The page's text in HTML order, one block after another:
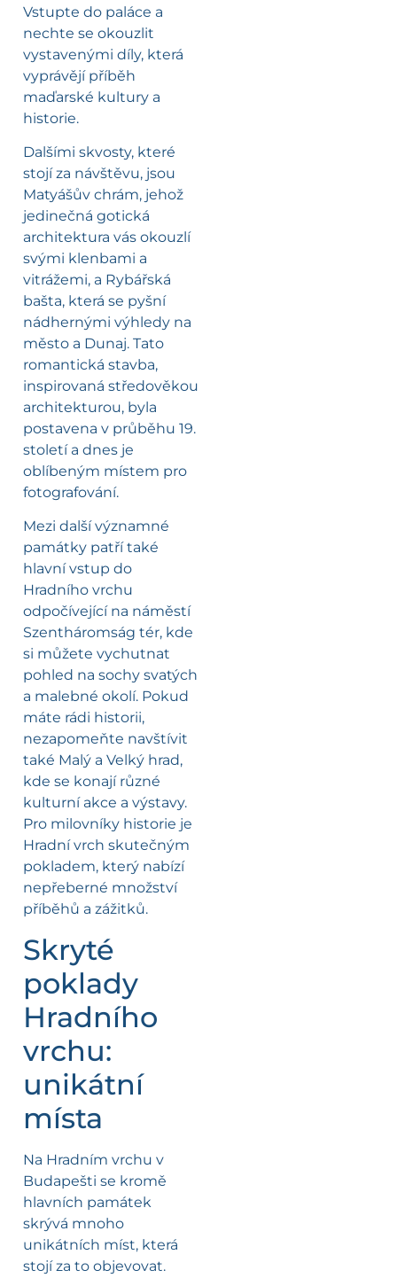
Vstupte do paláce a
nechte se okouzlit
vystavenými díly, která
vyprávějí příběh
maďarské kultury a
historie.
Dalšími skvosty, které
stojí za návštěvu, jsou
Matyášův chrám, jehož
jedinečná gotická
architektura vás okouzlí
svými klenbami a
vitrážemi, a Rybářská
bašta, která se pyšní
nádhernými výhledy na
město a Dunaj. Tato
romantická stavba,
inspirovaná středověkou
architekturou, byla
postavena v průběhu 19.
století a dnes je
oblíbeným místem pro
fotografování.
Mezi další významné
památky patří také
hlavní vstup do
Hradního vrchu
odpočívející na náměstí
Szentháromság tér, kde
si můžete vychutnat
pohled na sochy svatých
a malebné okolí. Pokud
máte rádi historii,
nezapomeňte navštívit
také Malý a Velký hrad,
kde se konají různé
kulturní akce a výstavy.
Pro milovníky historie je
Hradní vrch skutečným
pokladem, který nabízí
nepřeberné množství
příběhů a zážitků.
Skryté
poklady
Hradního
vrchu:
unikátní
místa
Na Hradním vrchu v
Budapešti se kromě
hlavních památek
skrývá mnoho
unikátních míst, která
stojí za to objevovat.